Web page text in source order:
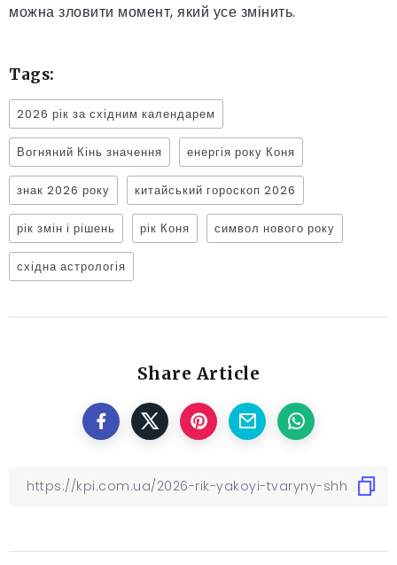
можна зловити момент, який усе змінить.
Tags:
2026 рік за східним календарем
Вогняний Кінь значення енергія року Коня
знак 2026 року китайський гороскоп 2026
рік змін і рішень рік Коня символ нового року
східна астрологія
Share Article